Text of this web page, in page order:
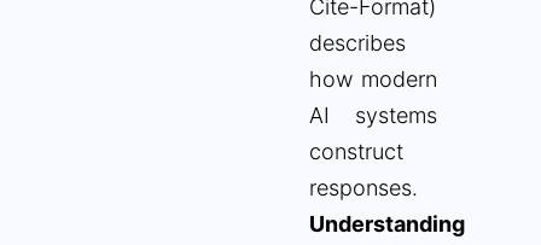
Cite-Format)
describes
how modern
AI systems
construct
responses.
Understanding